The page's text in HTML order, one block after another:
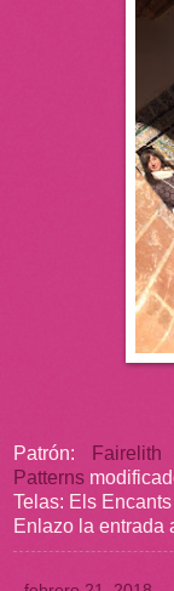
Patrón:
Patterns
Telas: Els
Enlazo la entrada